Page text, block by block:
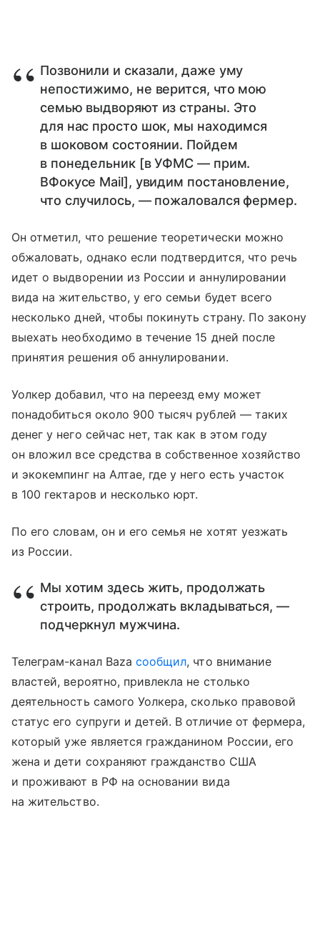
Позвонили и сказали, даже уму
непостижимо, не верится, что мою
семью выдворяют из страны. Это
для нас просто шок, мы находимся
в шоковом состоянии. Пойдем
в понедельник [в УФМС — прим.
ВФокусе Mail], увидим постановление,
что случилось, — пожаловался фермер.
Он отметил, что решение теоретически можно
обжаловать, однако если подтвердится, что речь
идет о выдворении из России и аннулировании
вида на жительство, у его семьи будет всего
несколько дней, чтобы покинуть страну. По закону
выехать необходимо в течение 15 дней после
принятия решения об аннулировании.
Уолкер добавил, что на переезд ему может
понадобиться около 900 тысяч рублей — таких
денег у него сейчас нет, так как в этом году
он вложил все средства в собственное хозяйство
и экокемпинг на Алтае, где у него есть участок
в 100 гектаров и несколько юрт.
По его словам, он и его семья не хотят уезжать
из России.
Мы хотим здесь жить, продолжать
строить, продолжать вкладываться, —
подчеркнул мужчина.
Телеграм-канал Baza сообщил, что внимание
властей, вероятно, привлекла не столько
деятельность самого Уолкера, сколько правовой
статус его супруги и детей. В отличие от фермера,
который уже является гражданином России, его
жена и дети сохраняют гражданство США
и проживают в РФ на основании вида
на жительство.